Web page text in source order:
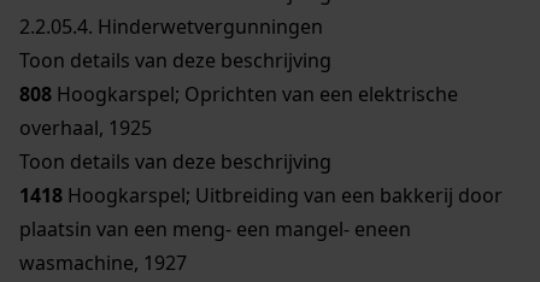
2.2.05.4. Hinderwetvergunningen
Toon details van deze beschrijving
808 Hoogkarspel; Oprichten van een elektrische
overhaal, 1925
Toon details van deze beschrijving
1418 Hoogkarspel; Uitbreiding van een bakkerij door
plaatsin van een meng- een mangel- eneen
wasmachine, 1927